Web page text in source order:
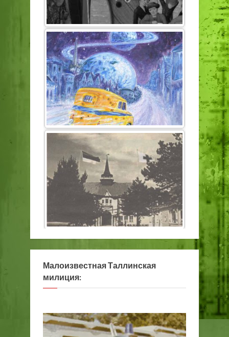
Малоизвестная Таллинская
милиция: